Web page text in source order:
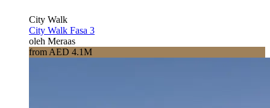
City Walk
City Walk Fasa 3
oleh Meraas
from AED 4.1M